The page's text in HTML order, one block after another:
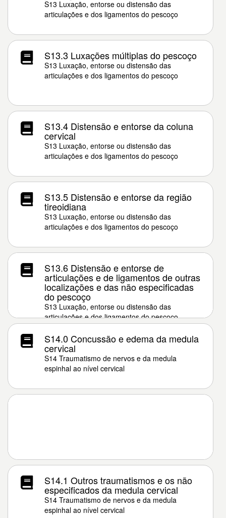
S13 Luxação, entorse ou distensão das
articulações e dos ligamentos do pescoço
S13.3 Luxações múltiplas do pescoço
S13 Luxação, entorse ou distensão das
articulações e dos ligamentos do pescoço
S13.4 Distensão e entorse da coluna
cervical
S13 Luxação, entorse ou distensão das
articulações e dos ligamentos do pescoço
S13.5 Distensão e entorse da região
tireoidiana
S13 Luxação, entorse ou distensão das
articulações e dos ligamentos do pescoço
S13.6 Distensão e entorse de
articulações e de ligamentos de outras
localizações e das não especificadas
do pescoço
S13 Luxação, entorse ou distensão das
articulações e dos ligamentos do pescoço
S14.0 Concussão e edema da medula
cervical
S14 Traumatismo de nervos e da medula
espinhal ao nível cervical
S14.1 Outros traumatismos e os não
especificados da medula cervical
S14 Traumatismo de nervos e da medula
espinhal ao nível cervical